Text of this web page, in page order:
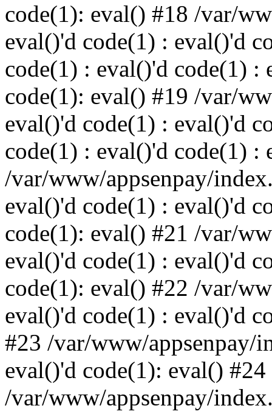
code(1): eval() #18 /var/
eval()'d code(1) : eval()'d
code(1) : eval()'d code(1) :
code(1): eval() #19 /var/
eval()'d code(1) : eval()'d
code(1) : eval()'d code(1) :
/var/www/appsenpay/
eval()'d code(1) : eval()'d
code(1): eval() #21 /var/
eval()'d code(1) : eval()'d
code(1): eval() #22 /var/
eval()'d code(1) : eval()'d
#23 /var/www/appsenpay/
eval()'d code(1): eval() #24
/var/www/appsenpay/